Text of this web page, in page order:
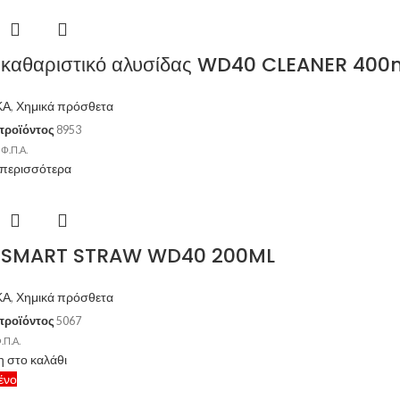
αλυσίδας WD40 CLEANER
, Χημικά πρόσθετα
8953
Φ.Π.Α.
STRAW WD40 200ML
, Χημικά πρόσθετα
5067
καλάθι